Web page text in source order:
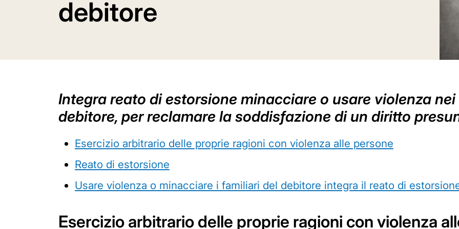
debitore
Integra reato di estorsione minacciare o usare violenza
debitore, per reclamare la soddisfazione di un diritto
Esercizio arbitrario delle proprie ragioni con violenza alle persone
Reato di estorsione
Usare violenza o minacciare i familiari del debitore integra il reato di
Esercizio arbitrario delle proprie ragioni con violenza